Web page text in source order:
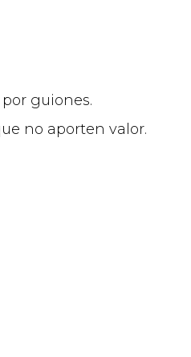
guiones.
no aporten valor.